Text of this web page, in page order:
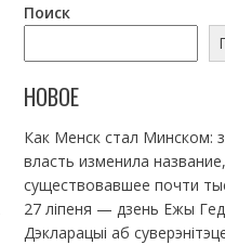
Поиск
НОВОЕ
Как Менск стал Минском:
власть изменила название,
существовавшее почти
27 ліпеня — дзень Ежы
Дэкларацыі аб